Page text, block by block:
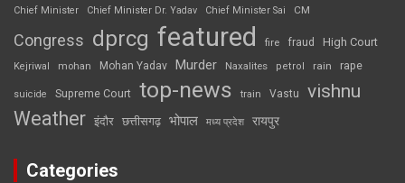
Chief Minister
Chief Minister Dr. Yadav Chief Minister Sai CM
Congress dprcg featured fire fraud High Court
Kejriwal mohan Mohan Yadav Murder Naxalites petrol rain rape
suicide Supreme Court top-news train Vastu vishnu
Weather इंदौर छत्तीसगढ़ भोपाल मध्य प्रदेश रायपुर
Categories